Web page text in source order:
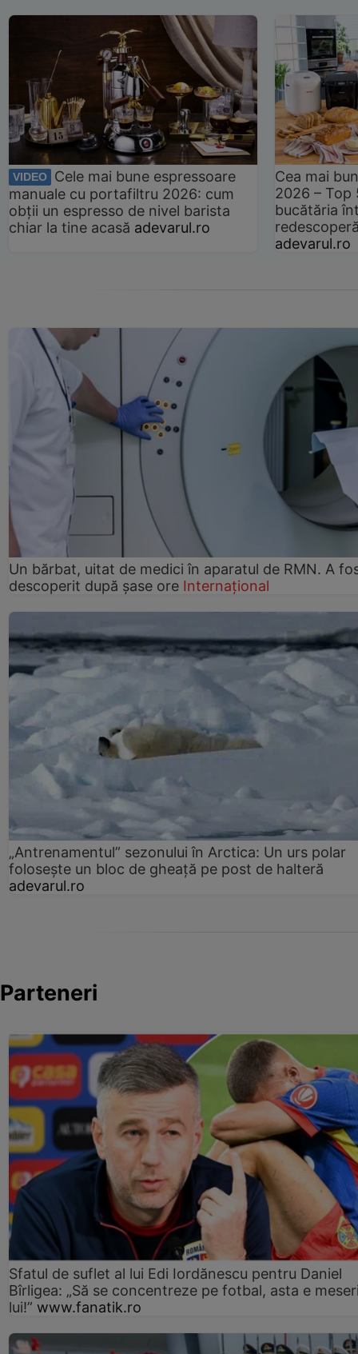
VIDEO
Cele mai bune espressoare
manuale cu portafiltru 2026: cum
obții un espresso de nivel barista
chiar la tine acasă adevarul.ro
Cea mai
2026 –
bucătăria
adevarul.ro
Un bărbat, uitat de medici în aparatul de RMN. A
descoperit după șase ore Internațional
„Antrenamentul” sezonului în Arctica: Un urs polar
folosește un bloc de gheață pe post de halteră
adevarul.ro
Parteneri
Sfatul de suflet al lui Edi Iordănescu pentru Daniel
Bîrligea: „Să se concentreze pe fotbal, asta e
lui!” www.fanatik.ro